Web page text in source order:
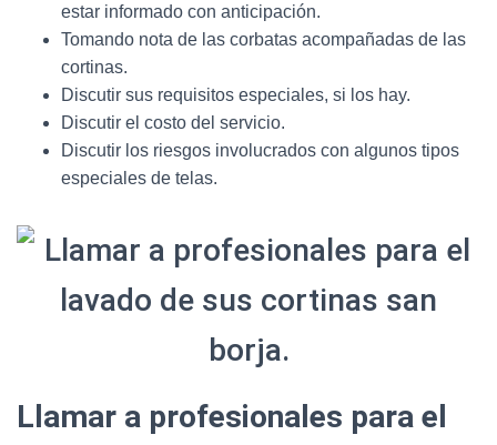
estar informado con anticipación.
Tomando nota de las corbatas acompañadas de las
cortinas.
Discutir sus requisitos especiales, si los hay.
Discutir el costo del servicio.
Discutir los riesgos involucrados con algunos tipos
especiales de telas.
Llamar a profesionales para el